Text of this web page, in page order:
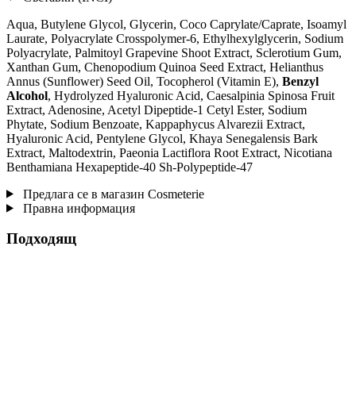
Aqua, Butylene Glycol, Glycerin, Coco Caprylate/Caprate, Isoamyl
Laurate, Polyacrylate Crosspolymer-6, Ethylhexylglycerin, Sodium
Polyacrylate, Palmitoyl Grapevine Shoot Extract, Sclerotium Gum,
Xanthan Gum, Chenopodium Quinoa Seed Extract, Helianthus
Annus (Sunflower) Seed Oil, Tocopherol (Vitamin E), Benzyl
Alcohol, Hydrolyzed Hyaluronic Acid, Caesalpinia Spinosa Fruit
Extract, Adenosine, Acetyl Dipeptide-1 Cetyl Ester, Sodium
Phytate, Sodium Benzoate, Kappaphycus Alvarezii Extract,
Hyaluronic Acid, Pentylene Glycol, Khaya Senegalensis Bark
Extract, Maltodextrin, Paeonia Lactiflora Root Extract, Nicotiana
Benthamiana Hexapeptide-40 Sh-Polypeptide-47
Предлага се в магазин Cosmeterie
Правна информация
Подходящ